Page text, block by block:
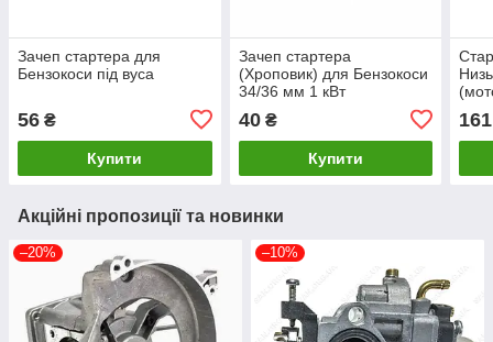
Зачеп стартера для
Бензокоси під вуса
56 ₴
Купити
Зачеп стартера
(Хроповик) для Бензокоси
34/36 мм 1 кВт
40₴
Купити
161
Акційні пропозиції та новинки
–20% –10%